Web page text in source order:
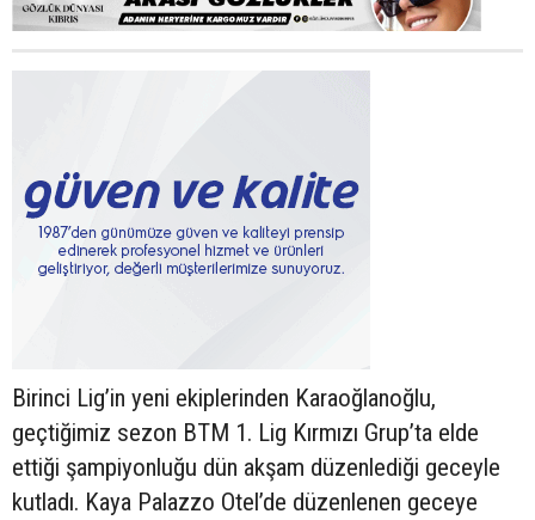
Birinci Lig’in yeni ekiplerinden Karaoğlanoğlu,
geçtiğimiz sezon BTM 1. Lig Kırmızı Grup’ta elde
ettiği şampiyonluğu dün akşam düzenlediği geceyle
kutladı. Kaya Palazzo Otel’de düzenlenen geceye